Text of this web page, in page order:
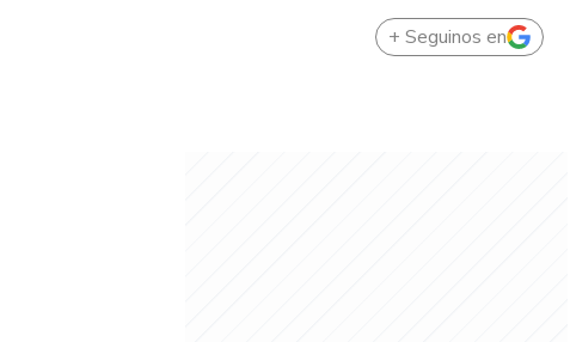
+ Seguinos en